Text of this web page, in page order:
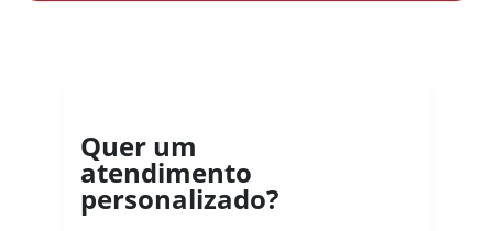
Quer um
atendimento
personalizado?